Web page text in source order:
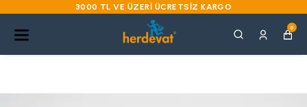
3000 TL VE ÜZERI ÜCRETSIZ KARGO
0